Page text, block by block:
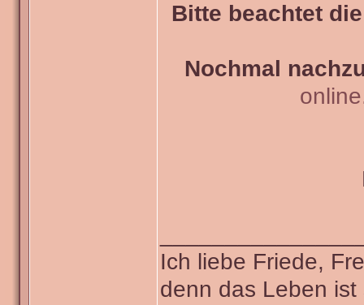
Bitte beachtet
Nochmal
Ich liebe Friede,
denn das Leben